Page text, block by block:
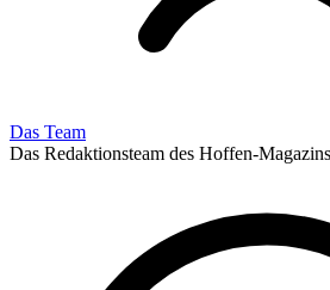
Das Team
Das Redaktionsteam des Hoffen-